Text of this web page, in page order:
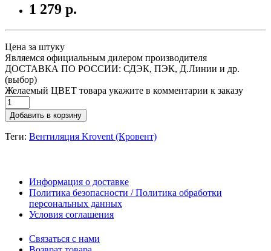
1 279 р.
Цена за штуку
Являемся официальным дилером производителя
ДОСТАВКА ПО РОССИИ: СДЭК, ПЭК, Д.Линии и др.
(выбор)
Желаемый ЦВЕТ товара укажите в комментарии к заказу
Добавить в корзину
Теги: Вентиляция Krovent (Кровент)
Информация о доставке
Политика безопасности / Политика обработки
персональных данных
Условия соглашения
Связаться с нами